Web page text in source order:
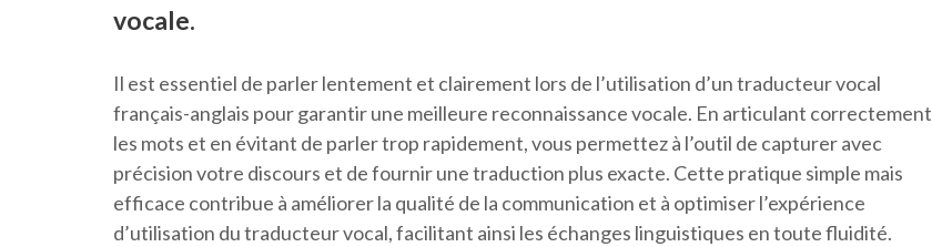
vocale.
Il est essentiel de parler lentement et clairement lors de l’utilisation d’un traducteur vocal
français-anglais pour garantir une meilleure reconnaissance vocale. En articulant correctement
les mots et en évitant de parler trop rapidement, vous permettez à l’outil de capturer avec
précision votre discours et de fournir une traduction plus exacte. Cette pratique simple mais
efficace contribue à améliorer la qualité de la communication et à optimiser l’expérience
d’utilisation du traducteur vocal, facilitant ainsi les échanges linguistiques en toute fluidité.